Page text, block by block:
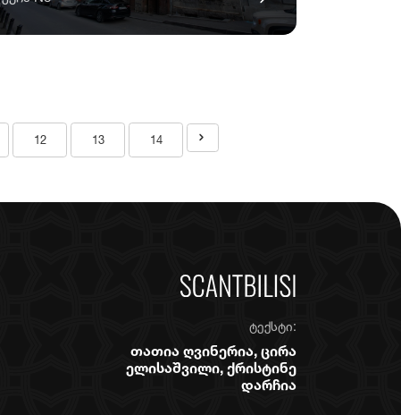
12 13 14
ტექსტი:
თათია ღვინერია, ცირა
ელისაშვილი, ქრისტინე
დარჩია